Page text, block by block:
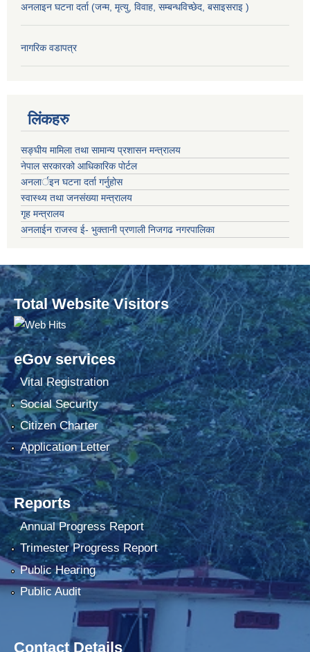
अनलाइन घटना दर्ता (जन्म, मृत्यु, विवाह, सम्बन्धविच्छेद, बसाइसराइ )
नागरिक वडापत्र
लिंकहरु
सङ्‍घीय मामिला तथा सामान्य प्रशासन मन्त्रालय
नेपाल सरकारको आधिकारिक पोर्टल
अनलार्इन घटना दर्ता गर्नुहोस
स्वास्थ्य तथा जनसंख्या मन्त्रालय
गृह मन्त्रालय
अनलाईन राजस्व ई- भुक्तानी प्रणाली निजगढ नगरपालिका
Total Website Visitors
eGov services
Vital Registration
Social Security
Citizen Charter
Application Letter
Reports
Annual Progress Report
Trimester Progress Report
Public Hearing
Public Audit
Contact Details